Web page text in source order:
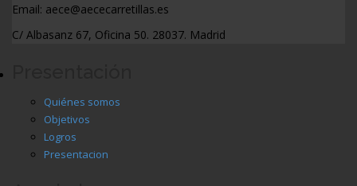
Email: aece@aececarretillas.es
C/ Albasanz 67, Oficina 50. 28037. Madrid
Quiénes somos
Objetivos
Logros
Presentacion